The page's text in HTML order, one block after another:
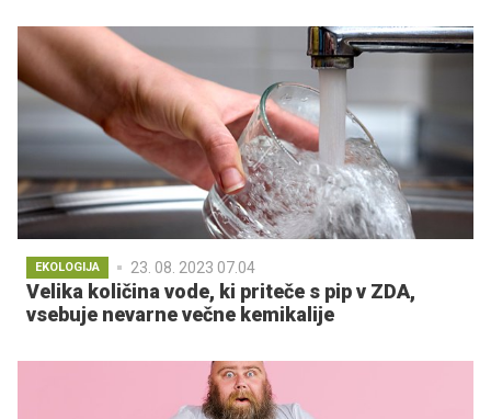
EKOLOGIJA 23. 08. 2023 07.04
Velika količina vode, ki priteče s pip v ZDA,
vsebuje nevarne večne kemikalije